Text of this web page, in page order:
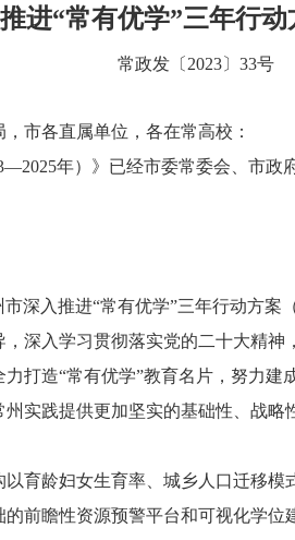
进“常有优学”三年行
常政发〔2023〕33号
市各直属单位，各在常高校：
年）》已经市委常委会、市政
市深入推进“常有优学”三年行动方案
入学习贯彻落实党的二十大精神
打造“常有优学”教育名片，努力建
实践提供更加坚实的基础性、战略
龄妇女生育率、城乡人口迁移模
前瞻性资源预警平台和可视化学